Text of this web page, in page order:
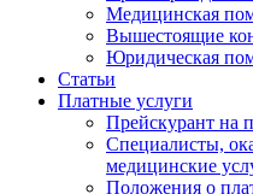
Медицинская
Вышестоящие
Юридическая
Статьи
Платные услуги
Прейскурант на
Специалисты,
медицинские
Положения о